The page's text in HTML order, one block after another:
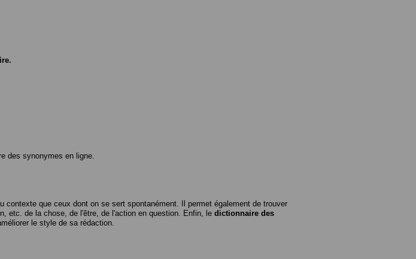
des synonymes en ligne.
contexte que ceux dont on se sert spontanément. Il permet également de trouver
etc. de la chose, de l'être, de l'action en question. Enfin, le dictionnaire des
le style de sa rédaction.